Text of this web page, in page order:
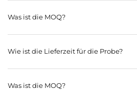
Was ist die MOQ?
Wie ist die Lieferzeit für die Probe?
Was ist die MOQ?